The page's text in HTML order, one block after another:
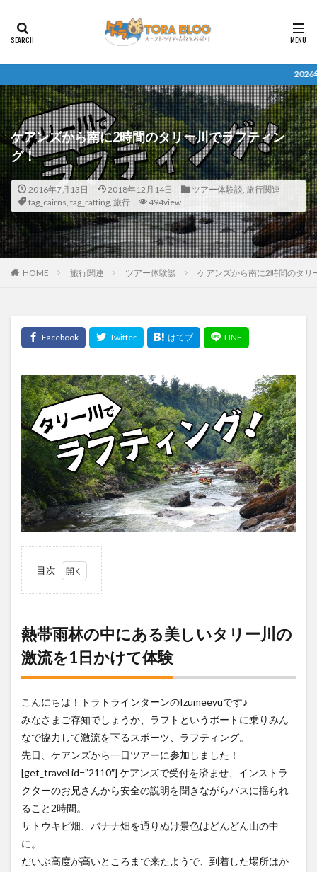
2026年度留学 無料相
ケアンズから南に2時間のタリー川でラフティン
グ！
2016年7月13日 2018年12月14日 ツアー体験談, 旅行関連
tag_cairns, tag_rafting, 旅行 494view
HOME 旅行関連 ツアー体験談 ケアンズから南に2時間のタリ
目次
の中
にあ
る美
しい
タリ
の激
流を
かけ
て体
験
2
ラフ
ング
ト！
熱帯雨林の中にある美しいタリー川の
激流を1日かけて体験
こんにちは！トラトラインターンのIzumeeyuです♪
みなさまご存知でしょうか、ラフトというボートに乗りみん
なで協力して激流を下るスポーツ、ラフティング。
先日、ケアンズから一日ツアーに参加しました！
[get_travel id=”2110″] ケアンズで受付を済ませ、インストラ
クターのお兄さんから安全の説明を聞きながらバスに揺られ
ること2時間。
サトウキビ畑、バナナ畑を通りぬけ景色はどんどん山の中
に。
だいぶ高度が高いところまで来たようで、到着した場所はか